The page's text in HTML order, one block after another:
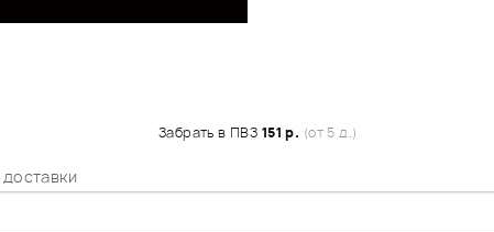
Забрать в ПВЗ 151 р. (от 5 д.)